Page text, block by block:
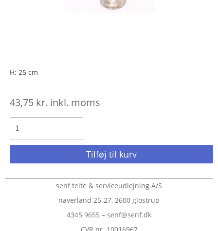
H: 25 cm
43,75 kr. inkl. moms
Tilføj til kurv
senf telte & serviceudlejning A/S
naverland 25-27, 2600 glostrup
4345 9655 – senf@senf.dk